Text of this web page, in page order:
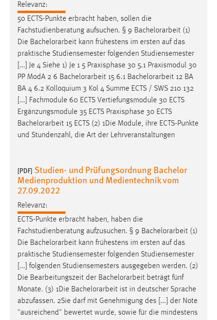
Relevanz:
50 ECTS-Punkte erbracht haben, sollen die
Fachstudienberatung aufsuchen. § 9 Bachelorarbeit (1)
Die Bachelorarbeit kann frühestens im ersten auf das
praktische Studiensemester folgenden Studiensemester
[...] Je 4 Siehe 1) Je 1 5 Praxisphase 30 5.1 Praxismodul 30
PP ModA 2 6 Bachelorarbeit 15 6.1 Bachelorarbeit 12 BA
BA 4 6.2 Kolloquium 3 Kol 4 Summe ECTS / SWS 210 132
[...] Fachmodule 60 ECTS Vertiefungsmodule 30 ECTS
Ergänzungsmodule 35 ECTS Praxisphase 30 ECTS
Bachelorarbeit 15 ECTS (2) 1Die Module, ihre ECTS-Punkte
und Stundenzahl, die Art der Lehrveranstaltungen
[PDF] Studien- und Prüfungsordnung Bachelor
Medienproduktion und Medientechnik vom
27.09.2022
Relevanz:
ECTS-Punkte erbracht haben, haben die
Fachstudienberatung aufzusuchen. § 9 Bachelorarbeit (1)
Die Bachelorarbeit kann frühestens im ersten auf das
praktische Studiensemester folgenden Studiensemester
[...] folgenden Studiensemesters ausgegeben werden. (2)
Die Bearbeitungszeit der Bachelorarbeit beträgt fünf
Monate. (3) 1Die Bachelorarbeit ist in deutscher Sprache
abzufassen. 2Sie darf mit Genehmigung des [...] der Note
"ausreichend" bewertet wurde, sowie für die mindestens